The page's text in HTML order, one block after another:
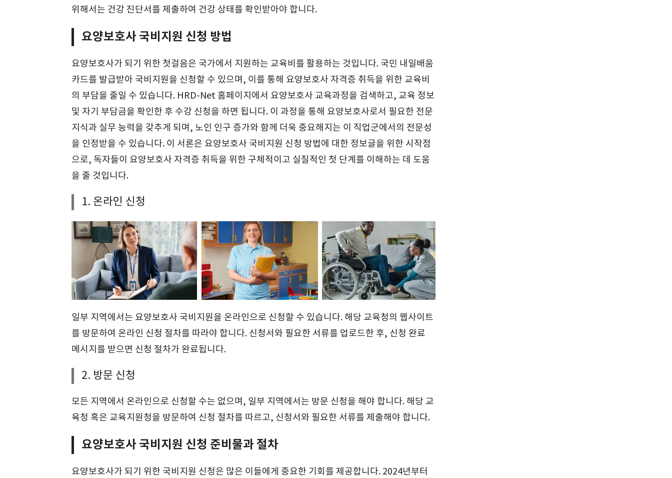
위해서는 건강 진단서를 제출하여 건강 상태를 확인받아야 합니다.
요양보호사 국비지원 신청 방법
요양보호사가 되기 위한 첫걸음은 국가에서 지원하는 교육비를 활용하는 것입니다. 국민 내일배움
카드를 발급받아 국비지원을 신청할 수 있으며, 이를 통해 요양보호사 자격증 취득을 위한 교육비
의 부담을 줄일 수 있습니다. HRD-Net 홈페이지에서 요양보호사 교육과정을 검색하고, 교육 정보
및 자기 부담금을 확인한 후 수강 신청을 하면 됩니다. 이 과정을 통해 요양보호사로서 필요한 전문
지식과 실무 능력을 갖추게 되며, 노인 인구 증가와 함께 더욱 중요해지는 이 직업군에서의 전문성
을 인정받을 수 있습니다. 이 서론은 요양보호사 국비지원 신청 방법에 대한 정보글을 위한 시작점
으로, 독자들이 요양보호사 자격증 취득을 위한 구체적이고 실질적인 첫 단계를 이해하는 데 도움
을 줄 것입니다.
1. 온라인 신청
일부 지역에서는 요양보호사 국비지원을 온라인으로 신청할 수 있습니다. 해당 교육청의 웹사이트
를 방문하여 온라인 신청 절차를 따라야 합니다. 신청서와 필요한 서류를 업로드한 후, 신청 완료
메시지를 받으면 신청 절차가 완료됩니다.
2. 방문 신청
모든 지역에서 온라인으로 신청할 수는 없으며, 일부 지역에서는 방문 신청을 해야 합니다. 해당 교
육청 혹은 교육지원청을 방문하여 신청 절차를 따르고, 신청서와 필요한 서류를 제출해야 합니다.
요양보호사 국비지원 신청 준비물과 절차
요양보호사가 되기 위한 국비지원 신청은 많은 이들에게 중요한 기회를 제공합니다. 2024년부터